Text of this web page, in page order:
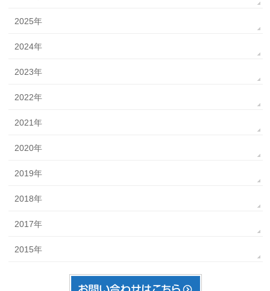
2025年
2024年
2023年
2022年
2021年
2020年
2019年
2018年
2017年
2015年